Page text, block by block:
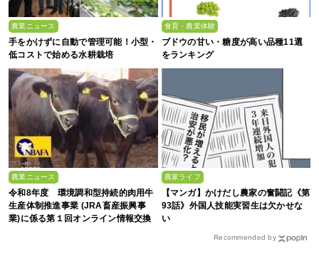
農業ニュース
手をかけずに自動で管理可能！小型・
低コストで始める水耕栽培
食育・農業体験
ブドウの甘い・糖度が高い品種11選
をランキング
農業ニュース
令和8年度 環境調和型持続的肉用牛
生産体制推進事業 (JRA畜産振興事
業)に係る第１回オンライン情報交換
農家ライフ
【マンガ】かけだし農家の奮闘記《第
93話》外国人技能実習生は欠かせな
い
Recommended by